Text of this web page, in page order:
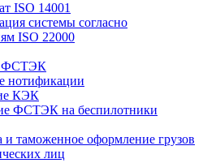
ISO 14001
системы согласно
ISO 22000
ФСТЭК
нотификации
КЭК
ФСТЭК на беспилотники
и таможенное оформление грузов
лиц